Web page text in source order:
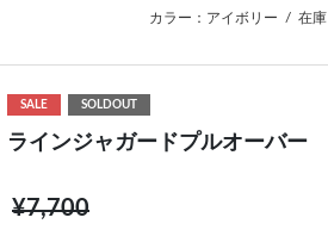
カラー：アイボリー / 在庫
SALE SOLDOUT
ラインジャガードプルオーバー
¥7,700